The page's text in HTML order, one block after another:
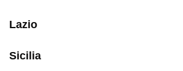
Lazio
Sicilia